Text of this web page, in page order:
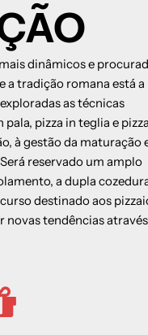
a diferentes
dos resultados
para o dia seguinte e
dinâmicos e
a tradição romana está a
as técnicas
pizza in teglia e
à gestão da maturação
reservado um amplo
a dupla
destinado aos
tendências